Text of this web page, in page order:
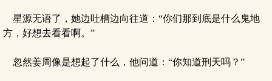
星源无语了，她边吐槽边向往道：“你们那到底是什么鬼地
方，好想去看看啊。”
忽然姜周像是想起了什么，他问道：“你知道刑天吗？”